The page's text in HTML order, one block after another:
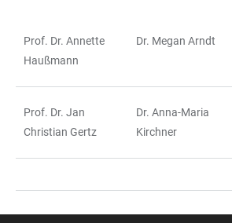
TABELLE
Prof. Dr. Annette
Haußmann
Dr. Megan Arndt
Prof. Dr. Jan
Christian Gertz
Dr. Anna-Maria
Kirchner